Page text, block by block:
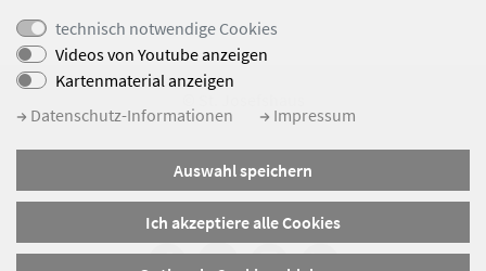
Datenschutz
technisch notwendige Cookies
Videos von Youtube anzeigen
Kartenmaterial anzeigen
Datenschutz-Informationen
Impressum
Auswahl speichern
Ich akzeptiere alle Cookies